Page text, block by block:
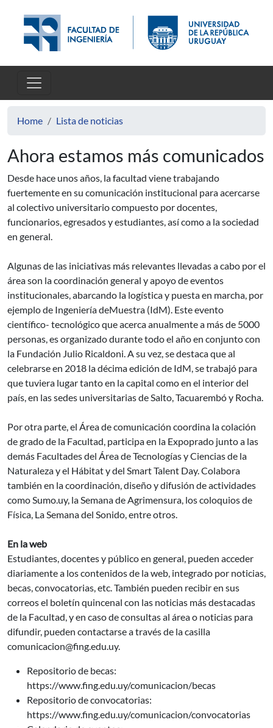
Home Lista de noticias
Ahora estamos más comunicados
Desde hace unos años, la facultad viene trabajando
fuertemente en su comunicación institucional para acercarse
al colectivo universitario compuesto por docentes,
funcionarios, egresados y estudiantes, así como a la sociedad
en general.
Algunas de las iniciativas más relevantes llevadas a cabo por el
área son la coordinación general y apoyo de eventos
institucionales, abarcando la logística y puesta en marcha, por
ejemplo de Ingeniería deMuestra (IdM). Este evento
científico- tecnológico que acerca anualmente a más de 5000
personas, es organizado durante todo el año en conjunto con
la Fundación Julio Ricaldoni. A su vez, se destaca que al
celebrarse en 2018 la décima edición de IdM, se trabajó para
que tuviera lugar tanto en la capital como en el interior del
país, en las sedes universitarias de Salto, Tacuarembó y Rocha.
Por otra parte, el Área de comunicación coordina la colación
de grado de la Facultad, participa en la Expoprado junto a las
demás Facultades del Área de Tecnologías y Ciencias de la
Naturaleza y el Hábitat y del Smart Talent Day. Colabora
también en la coordinación, diseño y difusión de actividades
como Sumo.uy, la Semana de Agrimensura, los coloquios de
Física, La Semana del Sonido, entre otros.
En la web
Estudiantes, docentes y público en general, pueden acceder
diariamente a los contenidos de la web, integrado por noticias,
becas, convocatorias, etc. También pueden recibir en sus
correos el boletín quincenal con las noticias más destacadas
de la Facultad, y en caso de consultas al área o noticias para
difundir, pueden contactarse a través de la casilla
comunicacion@fing.edu.uy.
Repositorio de becas:
https://www.fing.edu.uy/comunicacion/becas
Repositorio de convocatorias:
https://www.fing.edu.uy/comunicacion/convocatorias